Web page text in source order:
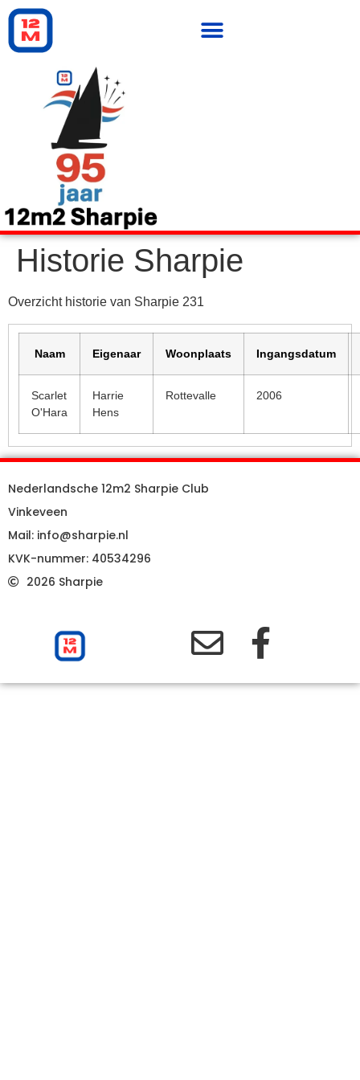
Historie Sharpie
Overzicht historie van Sharpie 231
Naam Eigenaar Woonplaats Ingangsdatum
Scarlet
O'Hara
Harrie
Hens
Rottevalle 2006
Nederlandsche 12m2 Sharpie Club
Vinkeveen
Mail: info@sharpie.nl
KVK-nummer: 40534296
2026 Sharpie